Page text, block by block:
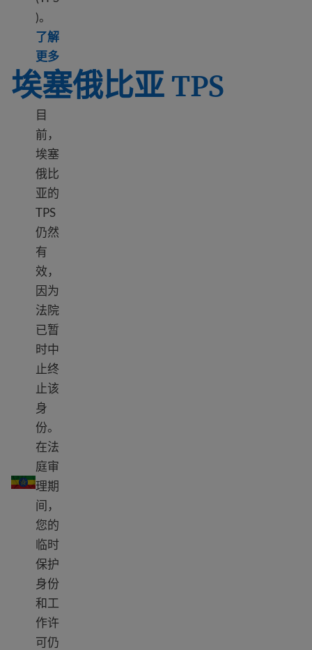
)。
了解
更多Learn more about TPS El Salvador
埃塞俄比亚 TPS
埃塞俄比亚 TPS
目
前，
埃塞
俄比
亚的
TPS
仍然
有
效，
因为
法院
已暂
时中
止终
止该
身
份。
在法
庭审
理期
间，
您的
临时
保护
身份
和工
作许
可仍